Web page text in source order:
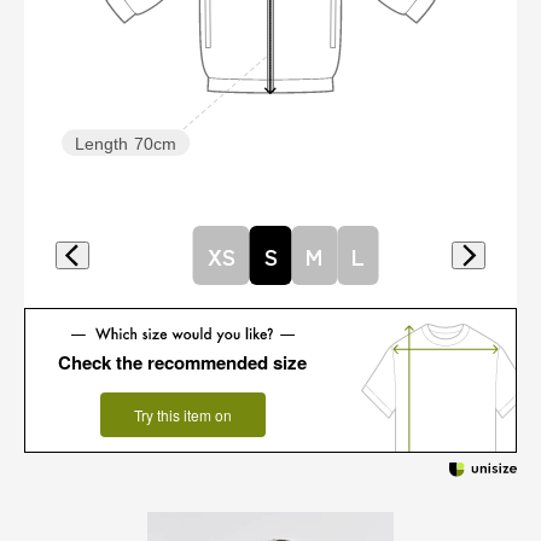
Length 70cm
XS S M L
Check the recommended size
Try this item on